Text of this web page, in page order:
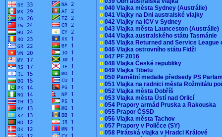
o 040 Vlajka města Sydney (Austrálie)
o 041 Vlajky na Dni australské vlajky
o 042 Vlajky na ICV v Sydney
o 043 Vlajka města Launceston (Austrálie)
o 044 Vlajka australského státu Tasmánie
o 045 Vlajka Returned and Service
o 046 Vlajka ostrovního státu Fidži
o 047 PF 2016
o 048 Vlajka České republiky
o 049 Vlajka Tibetu
o 050 Pamětní medaile předsedy PS
o 051 Vlajka na radnici města Rožmitálu
o 052 Vlajka města Dobříš
o 053 Vlajka města Ústí nad Orlicí
o 054 Prapory armád Pruska a Rakouska
o 055 Prapor ČSSD
o 056 Vlajka města Tachov
o 057 Prapory v Poličce (SY)
o 058 Pirátská vlajka v Hradci Králové